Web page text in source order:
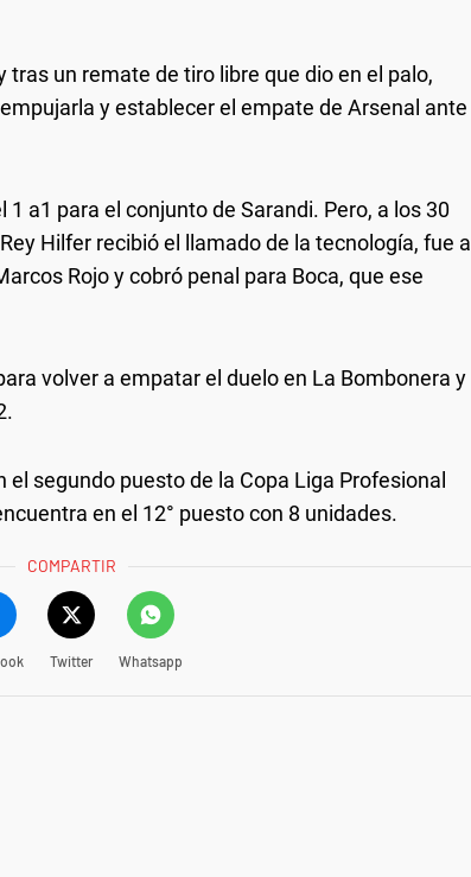
un remate de tiro libre que dio en el palo,
y establecer el empate de Arsenal ante
a1 para el conjunto de Sarandi. Pero, a los 30
Hilfer recibió el llamado de la tecnología, fue a
Rojo y cobró penal para Boca, que ese
volver a empatar el duelo en La Bombonera y
el segundo puesto de la Copa Liga Profesional
en el 12° puesto con 8 unidades.
COMPARTIR
Twitter Whatsapp